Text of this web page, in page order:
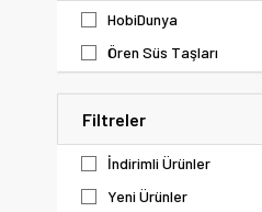
HobiDunya
Ören Süs Taşları
Filtreler
İndirimli Ürünler
Yeni Ürünler